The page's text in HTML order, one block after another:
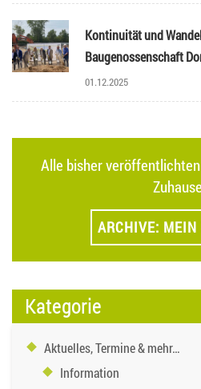
Kontinuität und
Baugenossenschaft
01.12.2025
Alle bisher
ARCHIVE: MEIN
Kategorie
Aktuelles, Termine & mehr…
Information